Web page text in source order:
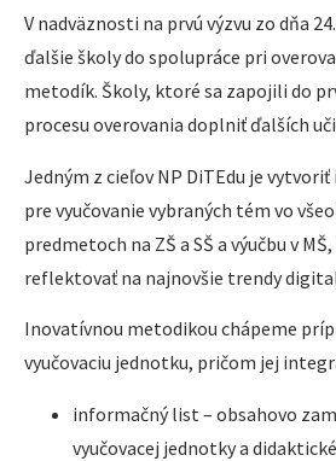
V nadväznosti na prvú výzvu zo dňa
ďalšie školy do spolupráce pri
metodík. Školy, ktoré sa zapojili do
procesu overovania doplniť ďalších
Jedným z cieľov NP DiTEdu je
pre vyučovanie vybraných tém vo
predmetoch na ZŠ a SŠ a výučbu v
reflektovať na najnovšie trendy
Inovatívnou metodikou chápeme
vyučovaciu jednotku, pričom jej
informačný list – obsahovo
vyučovacej jednotky a